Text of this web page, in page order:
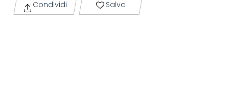
Condividi Salva